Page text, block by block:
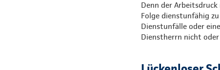
Denn der
Folge dienstunfähig
Dienstunfälle oder
Dienstherrn nicht